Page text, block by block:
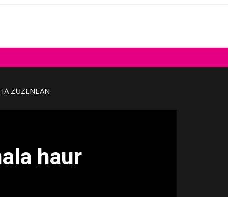
ZUZENEAN
haur